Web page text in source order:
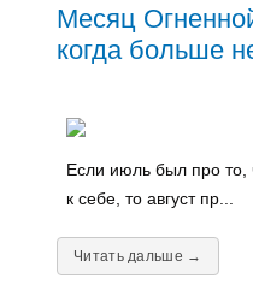
Месяц
когда больше
Если июль был про то,
к себе, то август пр...
Читать дальше →